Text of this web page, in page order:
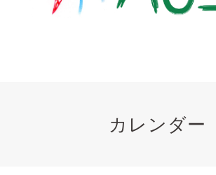
カレンダー